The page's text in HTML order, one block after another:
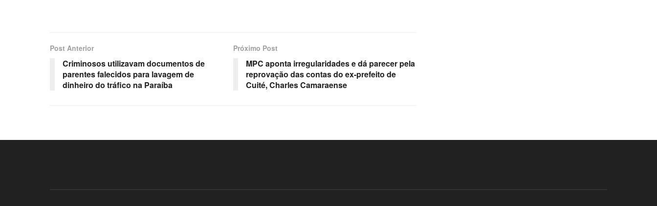
Post Anterior
Criminosos utilizavam documentos de
parentes falecidos para lavagem de
dinheiro do tráfico na Paraíba
Próximo Post
MPC aponta irregularidades e dá parecer pela
reprovação das contas do ex-prefeito de
Cuité, Charles Camaraense